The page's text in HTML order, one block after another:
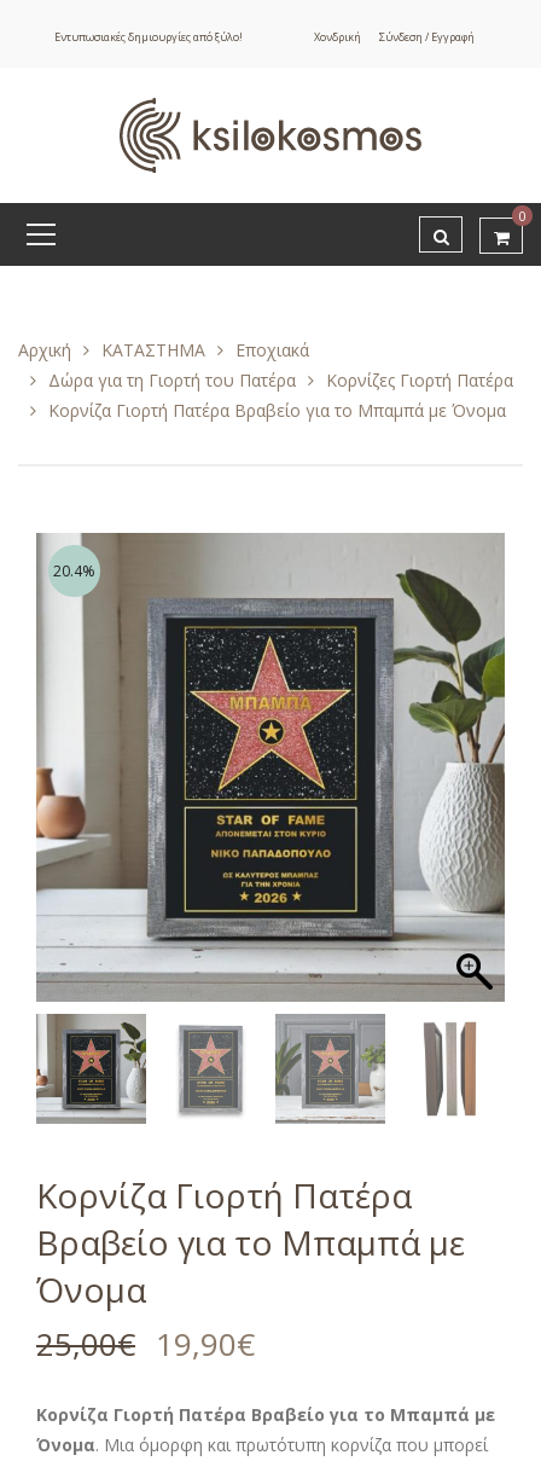
Εντυπωσιακές δημιουργίες από ξύλο! Χονδρική Σύνδεση / Εγγραφή
0
Αρχική ΚΑΤΑΣΤΗΜΑ
Εποχιακά
Δώρα για τη Γιορτή του Πατέρα
Κορνίζες Γιορτή Πατέρα
Κορνίζα Γιορτή Πατέρα Βραβείο για το Μπαμπά με Όνομα
20.4%
Κορνίζα Γιορτή Πατέρα
Βραβείο για το Μπαμπά με
Όνομα
25,00€ 19,90€
Κορνίζα Γιορτή Πατέρα Βραβείο για το Μπαμπά με
Όνομα. Μια όμορφη και πρωτότυπη κορνίζα που μπορεί